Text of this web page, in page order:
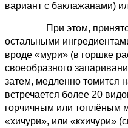
вариант с баклажанами)
При этом, принято
остальными
вроде «мури» (в горшке
своеобразного
затем, медленно томится
встречается более 20
горчичным или топлёным
«хичури», или «кхичури»